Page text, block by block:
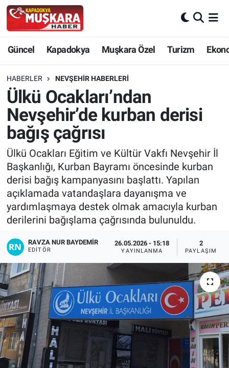
Güncel Kapadokya Muşkara Özel Turizm
HABERLER NEVŞEHIR HABERLERI
Ülkü Ocakları’ndan
Nevşehir’de kurban derisi
bağış çağrısı
Ülkü Ocakları Eğitim ve Kültür Vakfı Nevşehir İl
Başkanlığı, Kurban Bayramı öncesinde kurban
derisi bağış kampanyasını başlattı. Yapılan
açıklamada vatandaşlara dayanışma ve
yardımlaşmaya destek olmak amacıyla kurban
derilerini bağışlama çağrısında bulunuldu.
RAVZA NUR BAYDEMIR
EDITÖR
26.05.2026 - 15:18
YAYINLANMA
2
PAYLAŞIM
Güncel
SEÇİM
Muşkara Özel
Ekonomi
Kapadokya
Turizm
Kültür - Sanat
Yaşam
VEFATLAR
Nevşehir Hava Durumu
Nevşehir Trafik Yoğunluk Haritası
Süper Lig Puan Durumu ve Fikstür
Tüm Manşetler
Son Dakika Haberleri
Haber Arşivi